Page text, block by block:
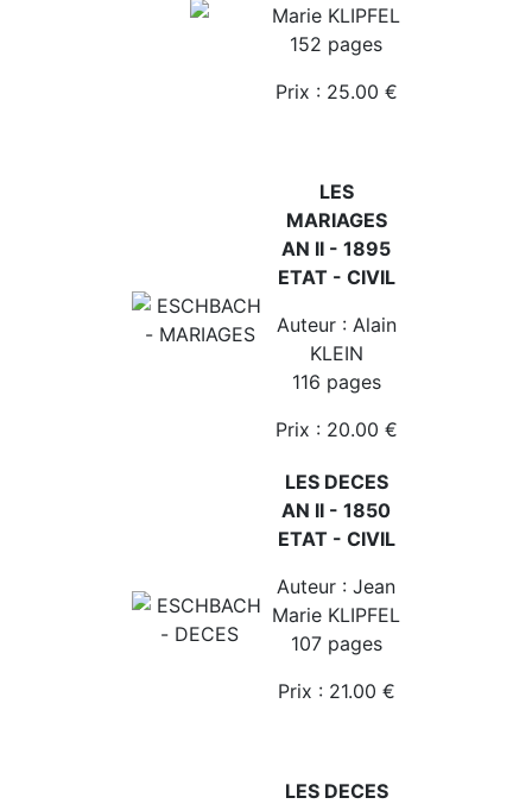
Marie KLIPFEL
152 pages
Prix : 25.00 €
LES
MARIAGES
AN II - 1895
ETAT - CIVIL
Auteur : Alain
KLEIN
116 pages
Prix : 20.00 €
LES DECES
AN II - 1850
ETAT - CIVIL
Auteur : Jean
Marie KLIPFEL
107 pages
Prix : 21.00 €
LES DECES